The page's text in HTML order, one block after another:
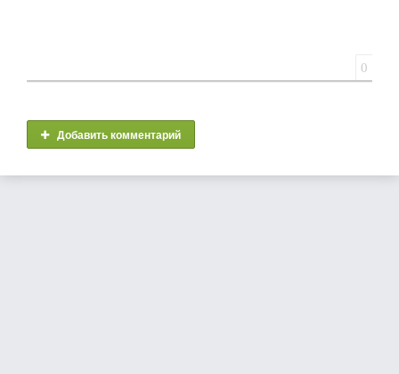
0
Добавить комментарий